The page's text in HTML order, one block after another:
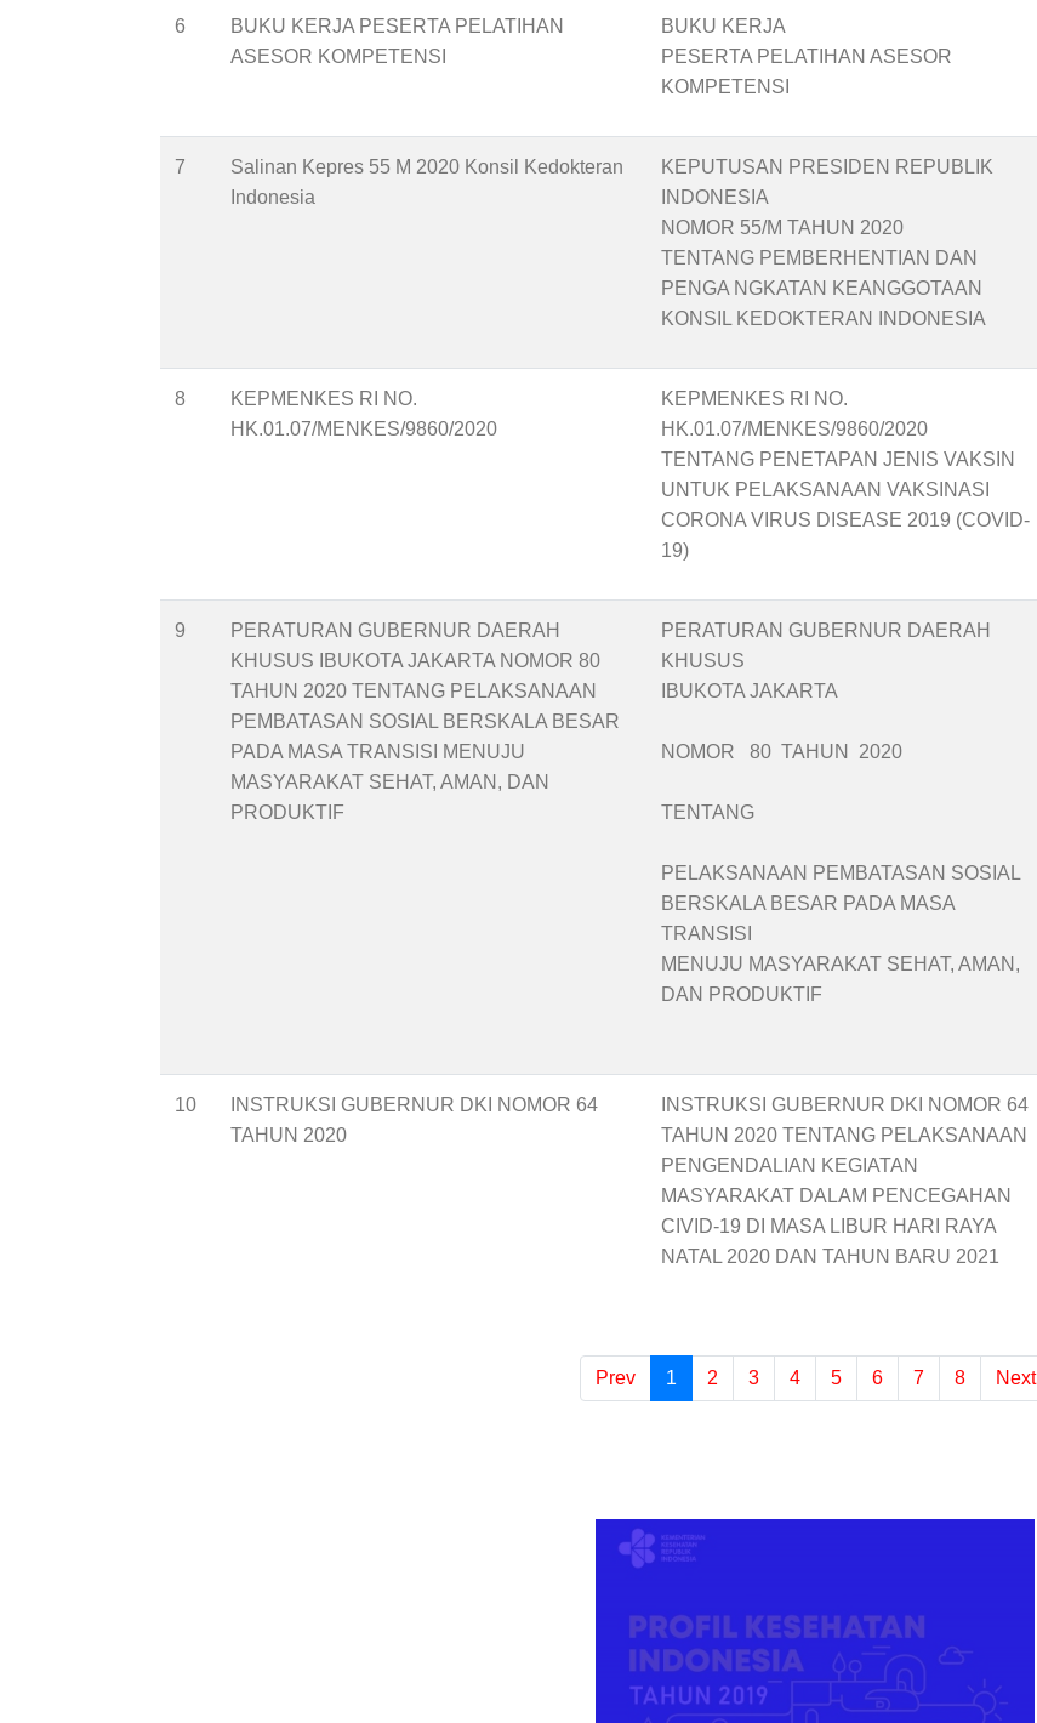
6
BUKU KERJA PESERTA PELATIHAN
ASESOR KOMPETENSI
BUKU KERJA
PESERTA PELATIHAN ASESOR
KOMPETENSI
7
Salinan Kepres 55 M 2020 Konsil Kedokteran
Indonesia
KEPUTUSAN PRESIDEN REPUBLIK
INDONESIA
NOMOR 55/M TAHUN 2020
TENTANG PEMBERHENTIAN DAN
PENGA NGKATAN KEANGGOTAAN
KONSIL KEDOKTERAN INDONESIA
8
KEPMENKES RI NO.
HK.01.07/MENKES/9860/2020
KEPMENKES RI NO.
HK.01.07/MENKES/9860/2020
TENTANG PENETAPAN JENIS VAKSIN
UNTUK PELAKSANAAN VAKSINASI
CORONA VIRUS DISEASE 2019 (COVID-
19)
9
PERATURAN GUBERNUR DAERAH
KHUSUS IBUKOTA JAKARTA NOMOR 80
TAHUN 2020 TENTANG PELAKSANAAN
PEMBATASAN SOSIAL BERSKALA BESAR
PADA MASA TRANSISI MENUJU
MASYARAKAT SEHAT, AMAN, DAN
PRODUKTIF
PERATURAN GUBERNUR DAERAH
KHUSUS
IBUKOTA JAKARTA
NOMOR 80 TAHUN 2020
TENTANG
PELAKSANAAN PEMBATASAN SOSIAL
BERSKALA BESAR PADA MASA
TRANSISI
MENUJU MASYARAKAT SEHAT, AMAN,
DAN PRODUKTIF
10
INSTRUKSI GUBERNUR DKI NOMOR 64
TAHUN 2020
INSTRUKSI GUBERNUR DKI NOMOR 64
TAHUN 2020 TENTANG PELAKSANAAN
PENGENDALIAN KEGIATAN
MASYARAKAT DALAM PENCEGAHAN
CIVID-19 DI MASA LIBUR HARI RAYA
NATAL 2020 DAN TAHUN BARU 2021
Prev 1 (current)
2 3 4 5 6 7 8 Next